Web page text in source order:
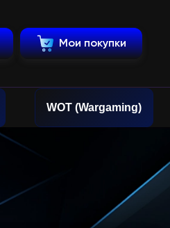
Мои покупки
WOT (Wargaming)